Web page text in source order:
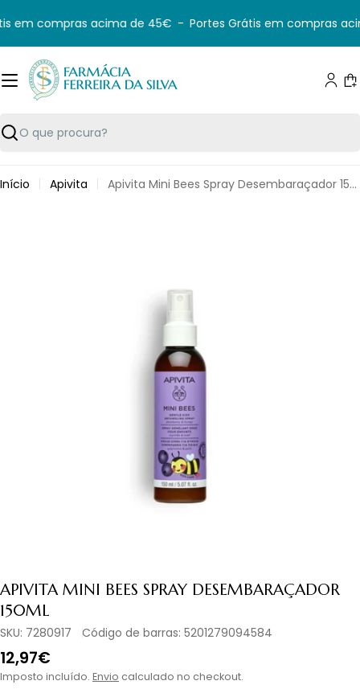
para
o
conteúdo
em compras acima de 45€ - Portes Grátis em compras
Pesquisar
Início Apivita
Apivita Mini Bees Spray Desembaraçador 150ml
APIVITA MINI BEES SPRAY DESEMBARAÇADOR
150ML
SKU: 7280917 Código de barras: 5201279094584
Preço
normal
12,97€
Imposto incluído. Envio calculado no checkout.